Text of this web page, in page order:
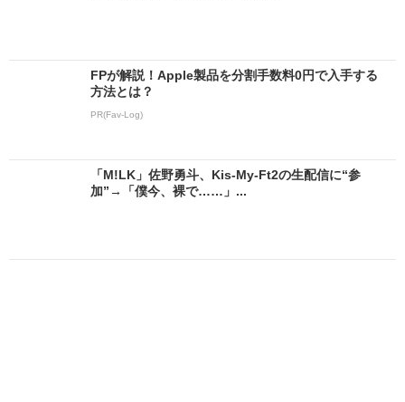
FPが解説！Apple製品を分割手数料0円で入手する
方法とは？
PR(Fav-Log)
「M!LK」佐野勇斗、Kis-My-Ft2の生配信に“参
加”→「僕今、裸で……」...